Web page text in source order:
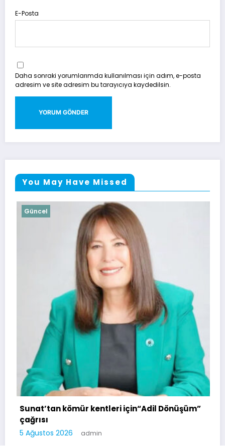
E-Posta
Daha sonraki yorumlarımda kullanılması için adım, e-posta
adresim ve site adresim bu tarayıcıya kaydedilsin.
You May Have Missed
Güncel
Sunat’tan kömür kentleri için“Adil Dönüşüm”
çağrısı
5 Ağustos 2026 admin